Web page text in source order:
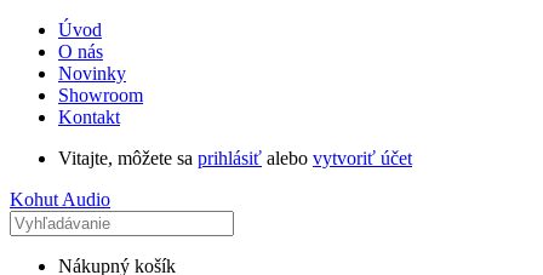
Úvod
O nás
Novinky
Showroom
Kontakt
Vitajte, môžete sa prihlásiť alebo vytvoriť účet
Kohut Audio
Nákupný košík